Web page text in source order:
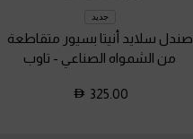
جديد
صندل سلايد أنيتا بسيور متقاطعة
من الشمواه الصناعي - تاوب
325.00